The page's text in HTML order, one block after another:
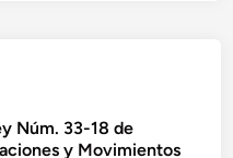
Núm. 33-18 de
y Movimientos